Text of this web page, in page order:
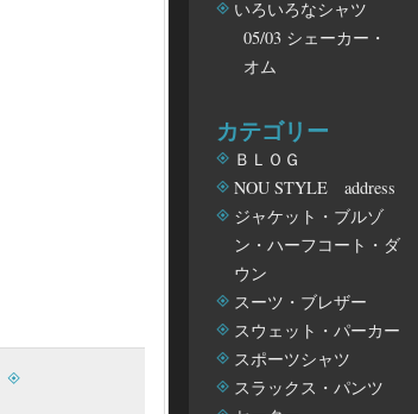
いろいろなシャツ
05/03 シェーカー・
オム
カテゴリー
ＢＬＯＧ
NOU STYLE address
ジャケット・ブルゾ
ン・ハーフコート・ダ
ウン
スーツ・ブレザー
スウェット・パーカー
スポーツシャツ
スラックス・パンツ